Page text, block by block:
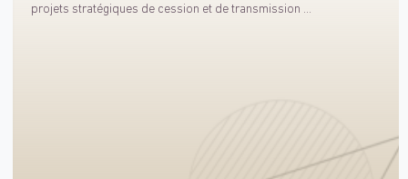
projets stratégiques de cession et de transmission ...